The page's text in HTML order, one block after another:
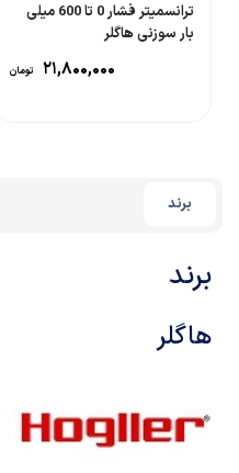
ترانسمیتر فشار 0 تا 600 میلی
بار سوزنی هاگلر
HOTH000.6FLCK با رزوه
۲۱,۸۰۰,۰۰۰ تومان
برند
برند
هاگلر